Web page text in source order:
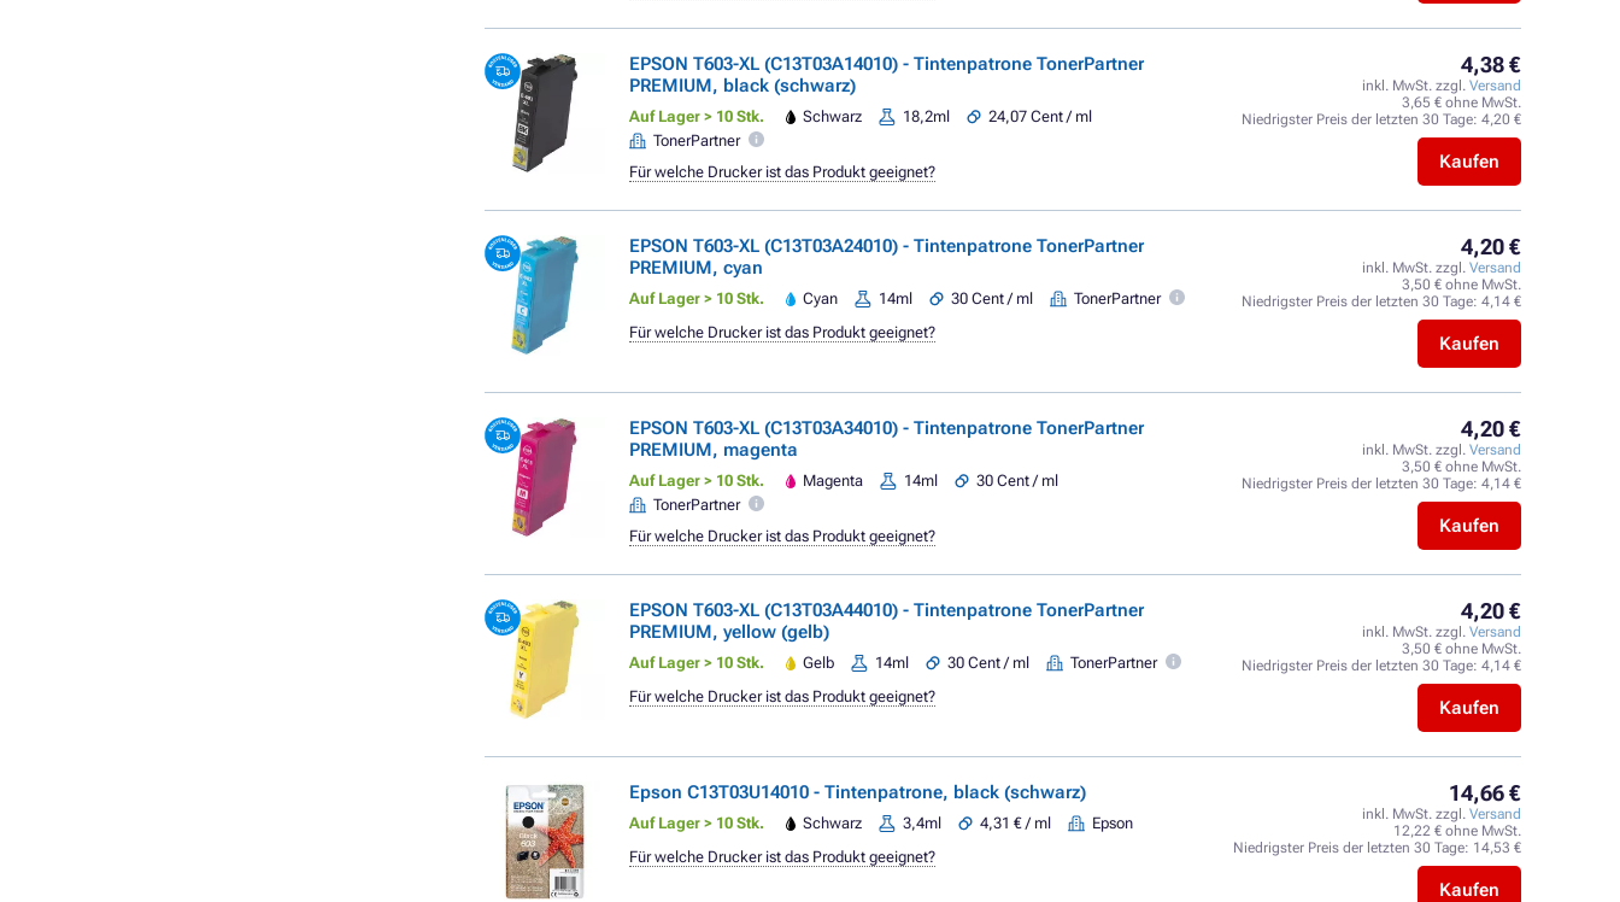
EPSON T603-XL (C13T03A14010) - Tintenpatrone TonerPartner
PREMIUM, black (schwarz)
Auf Lager > 10 Stk. Schwarz 18,2ml
24,07 Cent / ml
TonerPartner
4,38 €
inkl. MwSt. zzgl. Versand
3,65 € ohne MwSt.
Niedrigster Preis der letzten 30 Tage: 4,20 €
Kaufen
Für welche Drucker ist das Produkt geeignet?
EPSON T603-XL (C13T03A24010) - Tintenpatrone TonerPartner
PREMIUM, cyan
Auf Lager > 10 Stk. Cyan 14ml 30 Cent / ml TonerPartner
4,20 €
inkl. MwSt. zzgl. Versand
3,50 € ohne MwSt.
Niedrigster Preis der letzten 30 Tage: 4,14 €
Kaufen
Für welche Drucker ist das Produkt geeignet?
EPSON T603-XL (C13T03A34010) - Tintenpatrone TonerPartner
PREMIUM, magenta
Auf Lager > 10 Stk. Magenta 14ml
30 Cent / ml
TonerPartner
4,20 €
inkl. MwSt. zzgl. Versand
3,50 € ohne MwSt.
Niedrigster Preis der letzten 30 Tage: 4,14 €
Kaufen
Für welche Drucker ist das Produkt geeignet?
EPSON T603-XL (C13T03A44010) - Tintenpatrone TonerPartner
PREMIUM, yellow (gelb)
Auf Lager > 10 Stk. Gelb 14ml 30 Cent / ml TonerPartner
4,20 €
inkl. MwSt. zzgl. Versand
3,50 € ohne MwSt.
Niedrigster Preis der letzten 30 Tage: 4,14 €
Kaufen
Für welche Drucker ist das Produkt geeignet?
Epson C13T03U14010 - Tintenpatrone, black (schwarz)
Auf Lager > 10 Stk. Schwarz 3,4ml 4,31 € / ml Epson
14,66 €
inkl. MwSt. zzgl. Versand
12,22 € ohne MwSt.
Niedrigster Preis der letzten 30 Tage: 14,53 €
Kaufen
Für welche Drucker ist das Produkt geeignet?